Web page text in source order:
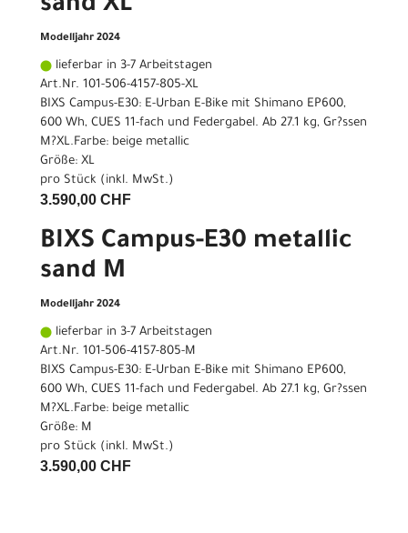
sand XL
Modelljahr 2024
lieferbar in 3-7 Arbeitstagen
Art.Nr. 101-506-4157-805-XL
BIXS Campus-E30: E-Urban E-Bike mit Shimano EP600,
600 Wh, CUES 11-fach und Federgabel. Ab 27.1 kg, Gr?ssen
M?XL.Farbe: beige metallic
Größe: XL
pro Stück (inkl. MwSt.)
3.590,00 CHF
BIXS Campus-E30 metallic
sand M
Modelljahr 2024
lieferbar in 3-7 Arbeitstagen
Art.Nr. 101-506-4157-805-M
BIXS Campus-E30: E-Urban E-Bike mit Shimano EP600,
600 Wh, CUES 11-fach und Federgabel. Ab 27.1 kg, Gr?ssen
M?XL.Farbe: beige metallic
Größe: M
pro Stück (inkl. MwSt.)
3.590,00 CHF